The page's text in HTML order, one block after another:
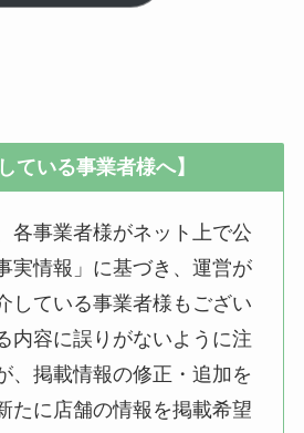
ている事業者様へ】
各事業者様がネット上で公
実情報」に基づき、運営が
している事業者様もござい
内容に誤りがないように注
、掲載情報の修正・追加を
たに店舗の情報を掲載希望